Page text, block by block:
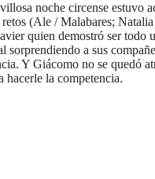
noche circense estuvo
retos (Ale / Malabares;
quien demostró ser todo
sorprendiendo a sus
Y Giácomo no se quedó
hacerle la competencia.